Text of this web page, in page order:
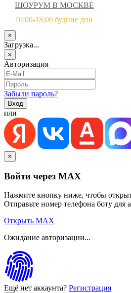
ШОУРУМ В МОСКВЕ
10:00-18:00 будние дни
×
Загрузка...
×
Авторизация
Забыли пароль?
или
×
Войти через MAX
Нажмите кнопку ниже, чтобы
Отправьте номер телефона боту для
Открыть MAX
Ожидание авторизации...
Ещё нет аккаунта? Регистрация